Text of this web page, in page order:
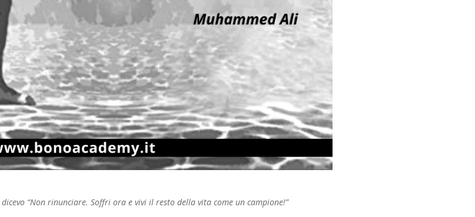
“Non rinunciare. Soffri ora e vivi il resto della vita come un campione!”